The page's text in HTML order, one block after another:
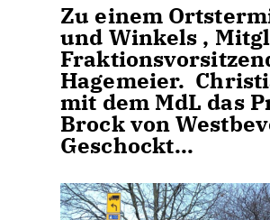
Zu einem
und Winkels ,
Hagemeier.
mit dem MdL das
Brock von
Geschockt...